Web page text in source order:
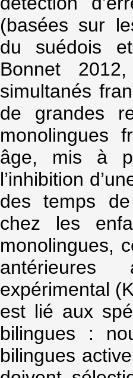
(basées sur
du suédois
Bonnet
simultanés
de grandes
monolingues
âge, mis à
l’inhibition
des temps
chez les
monolingues,
expérimental
est lié aux
bilingues :
bilingues